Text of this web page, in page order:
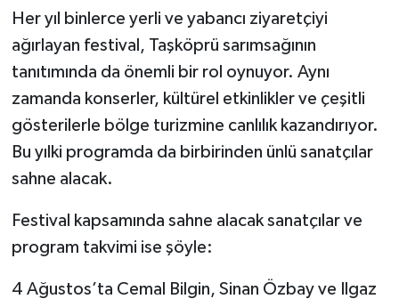
Her yıl binlerce yerli ve yabancı ziyaretçiyi
ağırlayan festival, Taşköprü sarımsağının
tanıtımında da önemli bir rol oynuyor. Aynı
zamanda konserler, kültürel etkinlikler ve çeşitli
gösterilerle bölge turizmine canlılık kazandırıyor.
Bu yılki programda da birbirinden ünlü sanatçılar
sahne alacak.
Festival kapsamında sahne alacak sanatçılar ve
program takvimi ise şöyle:
4 Ağustos’ta Cemal Bilgin, Sinan Özbay ve Ilgaz